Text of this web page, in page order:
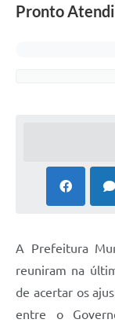
Legislação
Telefones Úteis
Ramais
Relação de
Carta de Serviços
Pronto
A Prefeitura
reuniram na
de acertar os
entre o